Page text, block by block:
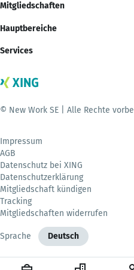
Mitgliedschaften
Hauptbereiche
Services
© New Work SE | Alle Rechte
Impressum
AGB
Datenschutz bei XING
Datenschutzerklärung
Mitgliedschaft kündigen
Tracking
Mitgliedschaften widerrufen
Sprache Deutsch